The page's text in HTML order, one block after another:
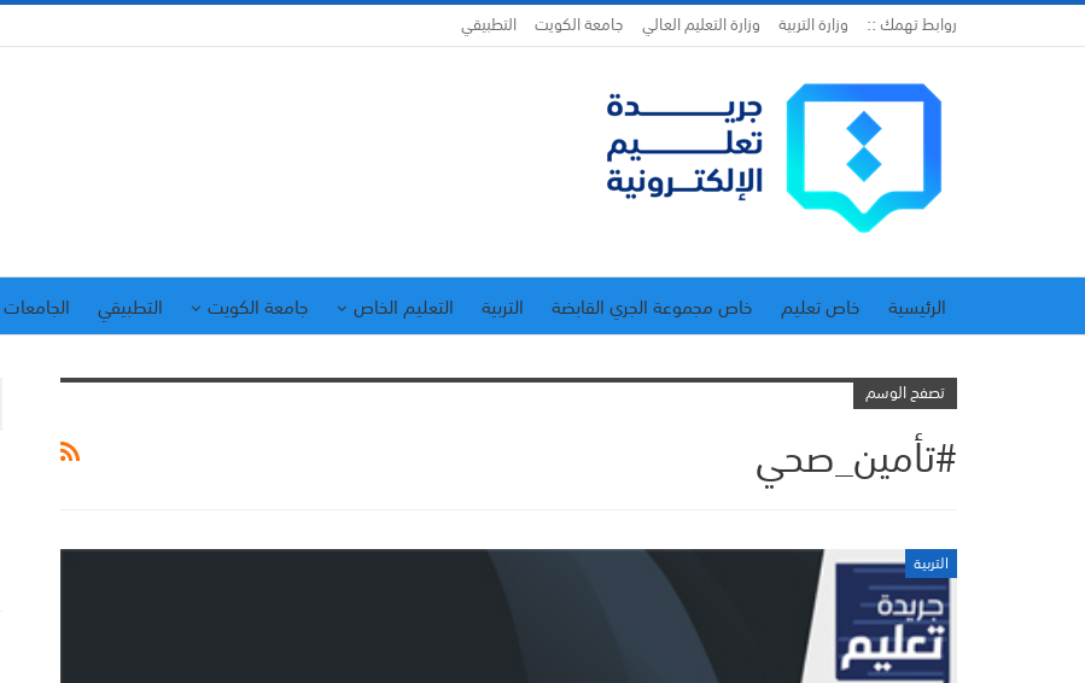
روابط تهمك :: وزارة التربية وزارة التعليم العالي جامعة الكويت التطبيقي
الرئيسية خاص تعليم خاص مجموعة الجري القابضة التربية التعليم الخاص جامعة الكويت التطبيقي
تصفح الوسم
#تأمين_صحي
التربية